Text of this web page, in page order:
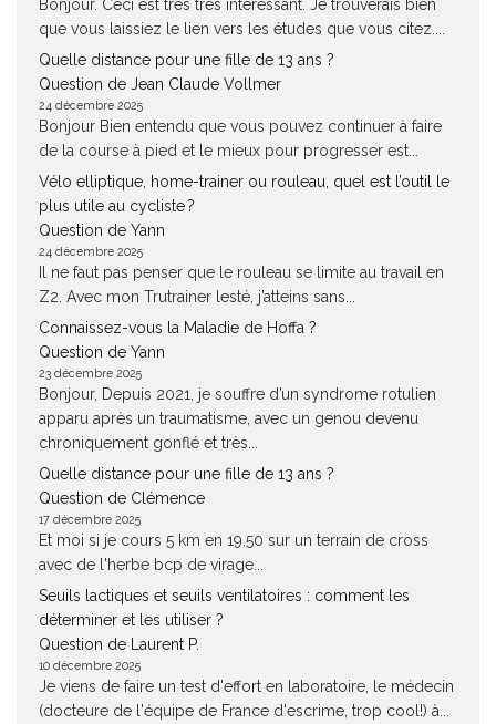
Bonjour. Ceci est très très intéressant. Je trouverais bien
que vous laissiez le lien vers les études que vous citez....
Quelle distance pour une fille de 13 ans ?
Question de Jean Claude Vollmer
24 décembre 2025
Bonjour Bien entendu que vous pouvez continuer à faire
de la course à pied et le mieux pour progresser est...
Vélo elliptique, home-trainer ou rouleau, quel est l’outil le
plus utile au cycliste ?
Question de Yann
24 décembre 2025
Il ne faut pas penser que le rouleau se limite au travail en
Z2. Avec mon Trutrainer lesté, j’atteins sans...
Connaissez-vous la Maladie de Hoffa ?
Question de Yann
23 décembre 2025
Bonjour, Depuis 2021, je souffre d’un syndrome rotulien
apparu après un traumatisme, avec un genou devenu
chroniquement gonflé et très...
Quelle distance pour une fille de 13 ans ?
Question de Clémence
17 décembre 2025
Et moi si je cours 5 km en 19.50 sur un terrain de cross
avec de l'herbe bcp de virage...
Seuils lactiques et seuils ventilatoires : comment les
déterminer et les utiliser ?
Question de Laurent P.
10 décembre 2025
Je viens de faire un test d'effort en laboratoire, le médecin
(docteure de l'équipe de France d'escrime, trop cool!) à...